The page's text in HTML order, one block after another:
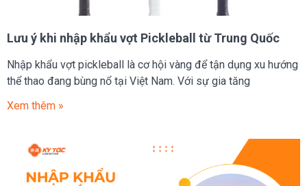
Lưu ý khi nhập khẩu vợt Pickleball từ Trung Quốc
Nhập khẩu vợt pickleball là cơ hội vàng để tận dụng xu hướng
thể thao đang bùng nổ tại Việt Nam. Với sự gia tăng
Xem thêm »